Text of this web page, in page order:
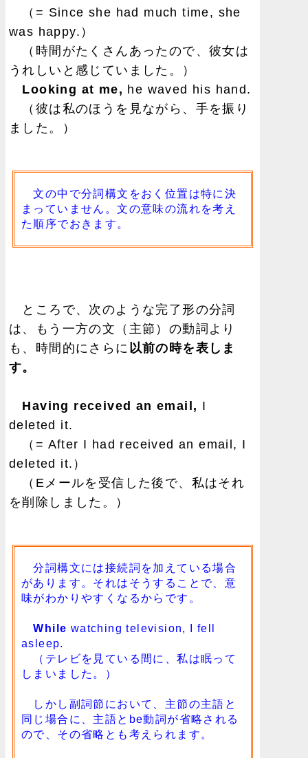
（= Since she had much time, she
was happy.）
（時間がたくさんあったので、彼女は
うれしいと感じていました。）
Looking at me, he waved his hand.
（彼は私のほうを見ながら、手を振り
ました。）
文の中で分詞構文をおく位置は特に決
まっていません。文の意味の流れを考え
た順序でおきます。
ところで、次のような完了形の分詞
は、もう一方の文（主節）の動詞より
も、時間的にさらに 以前の時を表しま
す。
Having received an email, I
deleted it.
（= After I had received an email, I
deleted it.）
（Eメールを受信した後で、私はそれ
を削除しました。）
分詞構文には接続詞を加えている場合
があります。それはそうすることで、意
味がわかりやすくなるからです。
While watching television, I fell
asleep.
（テレビを見ている間に、私は眠って
しまいました。）
しかし副詞節において、主節の主語と
同じ場合に、主語とbe動詞が省略される
ので、その省略とも考えられます。